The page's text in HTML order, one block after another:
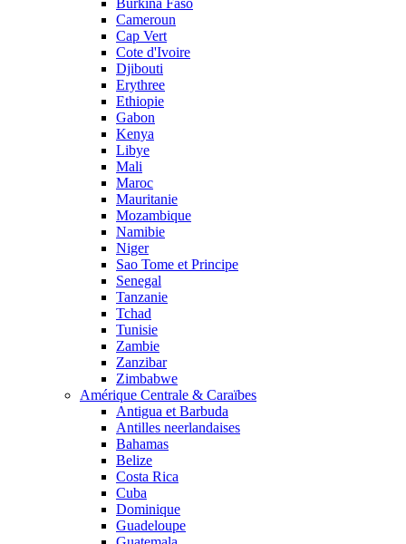
Burkina Faso
Cameroun
Cap Vert
Cote d'Ivoire
Djibouti
Erythree
Ethiopie
Gabon
Kenya
Libye
Mali
Maroc
Mauritanie
Mozambique
Namibie
Niger
Sao Tome et Principe
Senegal
Tanzanie
Tchad
Tunisie
Zambie
Zanzibar
Zimbabwe
Amérique Centrale & Caraïbes
Antigua et Barbuda
Antilles neerlandaises
Bahamas
Belize
Costa Rica
Cuba
Dominique
Guadeloupe